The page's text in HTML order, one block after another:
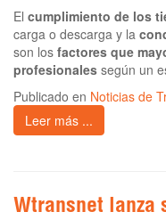
El cumplimiento de los
carga o descarga y la
son los factores que
profesionales según un
Publicado en Noticias de
Leer más ...
Wtransnet lanza